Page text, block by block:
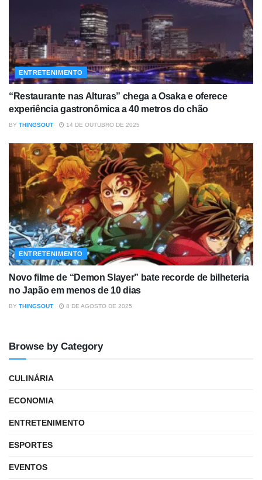
ENTRETENIMENTO
“Restaurante nas Alturas” chega a Osaka e oferece
experiência gastronômica a 40 metros do chão
BY THINGSOUT 14 DE OUTUBRO DE 2025
ENTRETENIMENTO
Novo filme de “Demon Slayer” bate recorde de bilheteria
no Japão em menos de 10 dias
BY THINGSOUT 8 DE AGOSTO DE 2025
Browse by Category
CULINÁRIA
ECONOMIA
ENTRETENIMENTO
ESPORTES
EVENTOS